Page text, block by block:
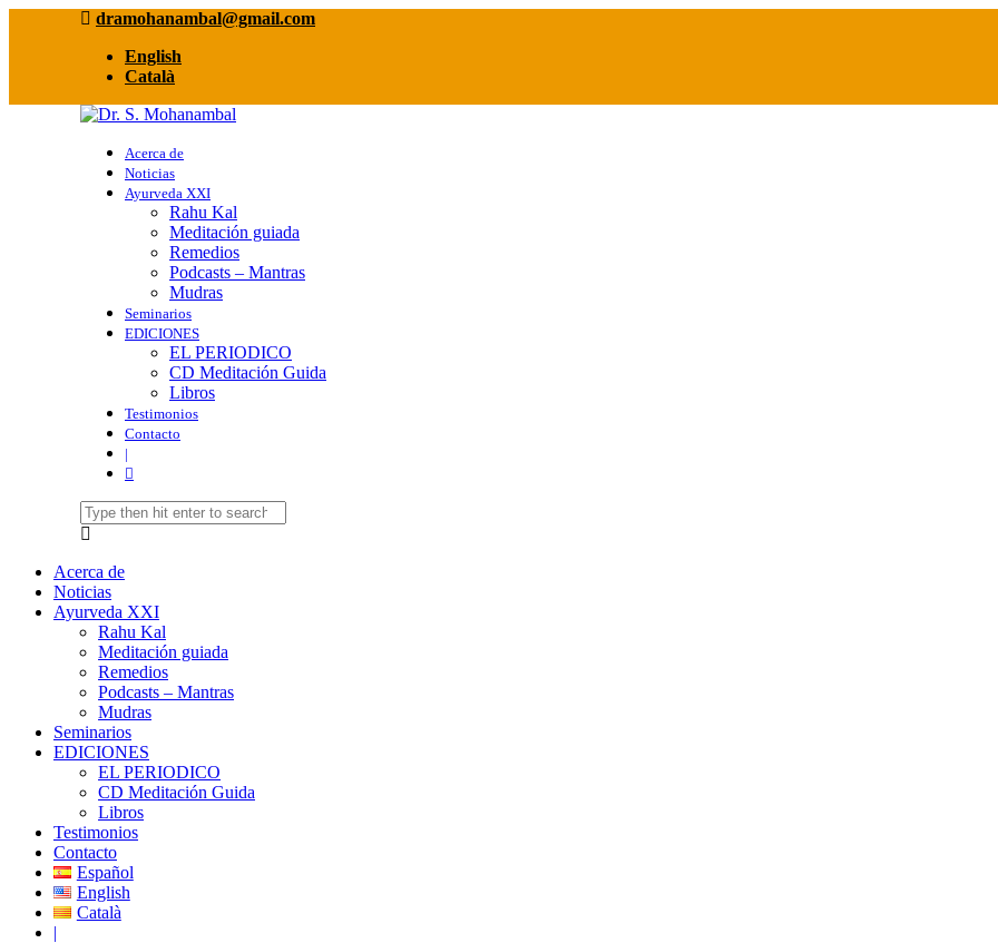
dramohanambal@gmail.com
English
Català
Acerca de
Noticias
Ayurveda XXI
Rahu Kal
Meditación guiada
Remedios
Podcasts – Mantras
Mudras
Seminarios
EDICIONES
EL PERIODICO
CD Meditación Guida
Libros
Testimonios
Contacto
|
Acerca de
Noticias
Ayurveda XXI
Rahu Kal
Meditación guiada
Remedios
Podcasts – Mantras
Mudras
Seminarios
EDICIONES
EL PERIODICO
CD Meditación Guida
Libros
Testimonios
Contacto
Español
English
Català
|